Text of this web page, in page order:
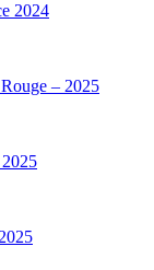
2024
– 2025